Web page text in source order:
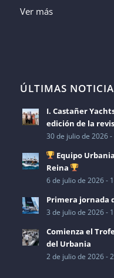
Ver más
ÚLTIMAS
I. Castañer
edición de la
30 de julio de 2026 -
Equipo
Reina
6 de julio de 2026 -
Primera jornada
3 de julio de 2026 -
Comienza el
del Urbania
2 de julio de 2026 -